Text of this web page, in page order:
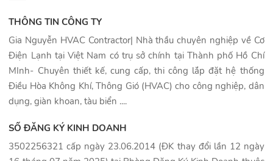
THÔNG TIN CÔNG TY
Gia Nguyễn HVAC Contractor| Nhà thầu chuyên nghiệp về Cơ
Điện Lạnh tại Việt Nam có trụ sở chính tại Thành phố Hồ Chí
MInh- Chuyên thiết kế, cung cấp, thi công lắp đặt hệ thống
Điều Hòa Không Khí, Thông Gió (HVAC) cho công nghiệp, dân
dụng, giàn khoan, tàu biển ....
SỐ ĐĂNG KÝ KINH DOANH
3502256321 cấp ngày 23.06.2014 (ĐK thay đổi lần 12 ngày